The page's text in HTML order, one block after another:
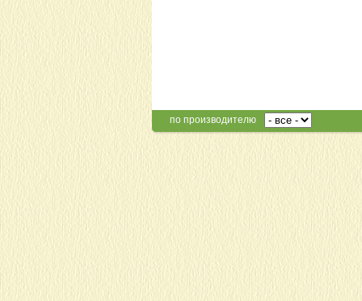
по производителю